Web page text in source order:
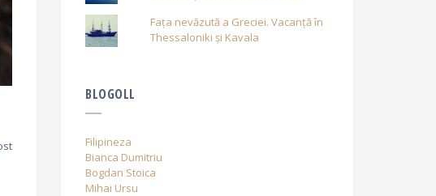
Fața nevăzută a Greciei. Vacanță în
Thessaloniki și Kavala
BLOGOLL
Filipineza
Bianca Dumitriu
Bogdan Stoica
Mihai Ursu